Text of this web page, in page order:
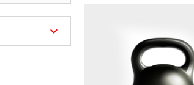
ZOBACZ NASZNOWY